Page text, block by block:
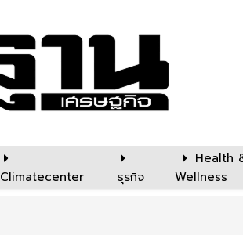
Climatecenter ธุรกิจ
Health
Wellness